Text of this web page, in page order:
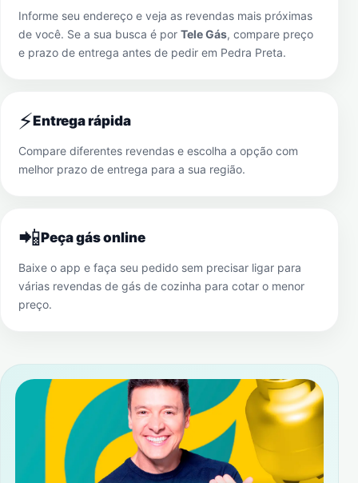
Informe seu endereço e veja as revendas mais próximas
de você. Se a sua busca é por Tele Gás, compare preço
e prazo de entrega antes de pedir em Pedra Preta.
⚡Entrega rápida
Compare diferentes revendas e escolha a opção com
melhor prazo de entrega para a sua região.
📲Peça gás online
Baixe o app e faça seu pedido sem precisar ligar para
várias revendas de gás de cozinha para cotar o menor
preço.